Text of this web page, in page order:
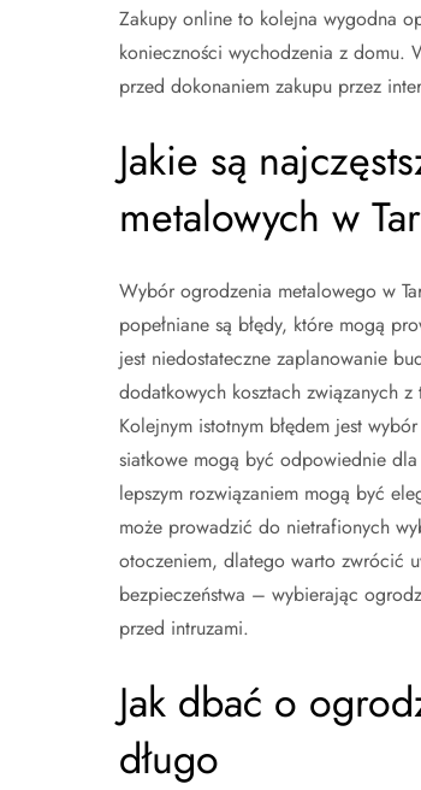
Zakupy online to kolejna wygodna
konieczności wychodzenia z domu.
przed dokonaniem zakupu przez
Jakie są
metalowych w
Wybór ogrodzenia metalowego w
popełniane są błędy, które mogą
jest niedostateczne zaplanowanie
dodatkowych kosztach związanych
Kolejnym istotnym błędem jest
siatkowe mogą być odpowiednie
lepszym rozwiązaniem mogą być
może prowadzić do nietrafionych
otoczeniem, dlatego warto zwrócić
bezpieczeństwa – wybierając
przed intruzami.
Jak dbać o
długo